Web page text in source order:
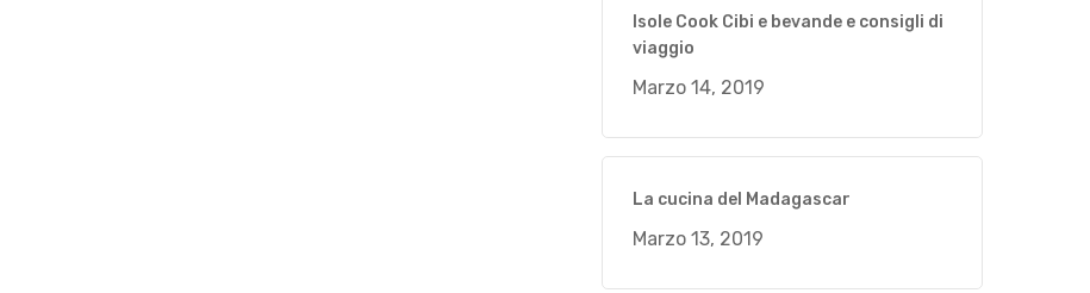
Isole Cook Cibi e bevande e consigli di
viaggio
Marzo 14, 2019
La cucina del Madagascar
Marzo 13, 2019